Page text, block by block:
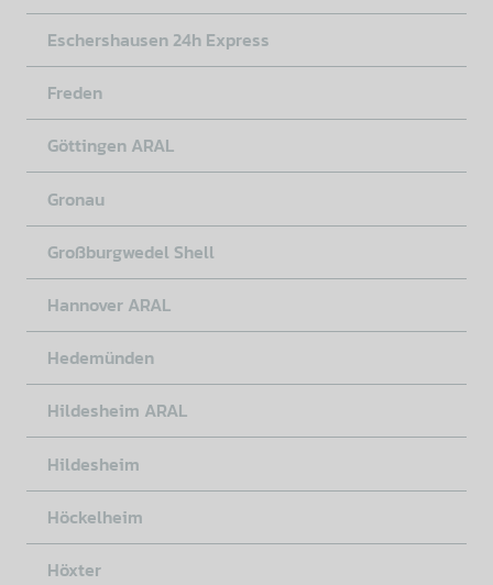
Eschershausen 24h Express
Freden
Göttingen ARAL
Gronau
Großburgwedel Shell
Hannover ARAL
Hedemünden
Hildesheim ARAL
Hildesheim
Höckelheim
Höxter